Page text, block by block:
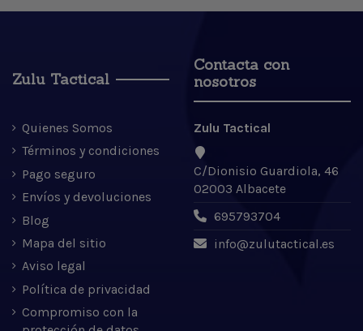
Zulu Tactical
Quienes Somos
Términos y condiciones
Pago seguro
Envíos y devoluciones
Blog
Mapa del sitio
Aviso legal
Política de privacidad
Compromiso con la
Contacta con
nosotros
Zulu Tactical
C/Dionisio Guardiola, 46
02003 Albacete
695793704
info@zulutactical.es